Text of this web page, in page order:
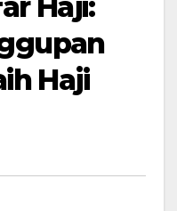
Haji:
Haji